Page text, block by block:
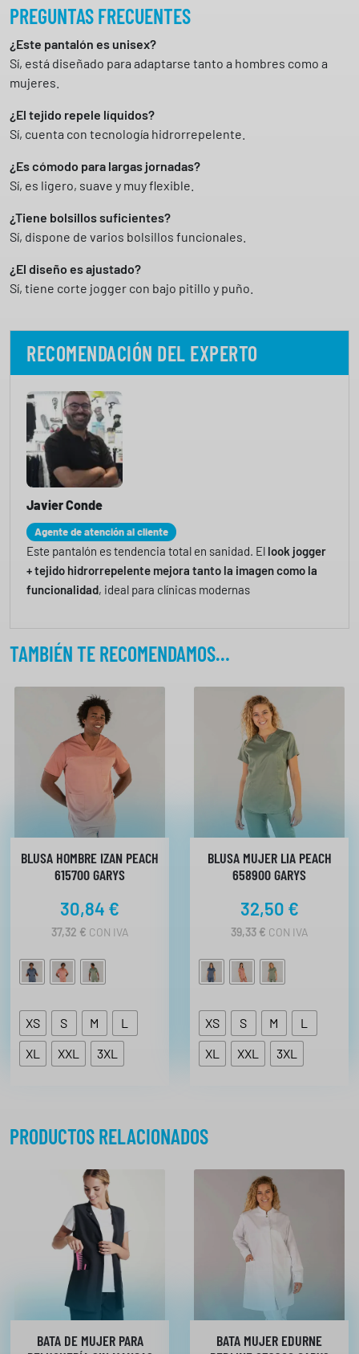
PREGUNTAS FRECUENTES
¿Este pantalón es unisex?
Sí, está diseñado para adaptarse tanto a hombres como a
mujeres.
¿El tejido repele líquidos?
Sí, cuenta con tecnología hidrorrepelente.
¿Es cómodo para largas jornadas?
Sí, es ligero, suave y muy flexible.
¿Tiene bolsillos suficientes?
Sí, dispone de varios bolsillos funcionales.
¿El diseño es ajustado?
Sí, tiene corte jogger con bajo pitillo y puño.
RECOMENDACIÓN DEL EXPERTO
Javier Conde
Agente de atención al cliente
Este pantalón es tendencia total en sanidad. El look jogger
+ tejido hidrorrepelente mejora tanto la imagen como la
funcionalidad, ideal para clínicas modernas
TAMBIÉN TE RECOMENDAMOS…
BLUSA HOMBRE IZAN PEACH
615700 GARYS
30,84 €
37,32 € CON IVA
XS S M
L
XL
XXL 3XL
BLUSA MUJER LIA PEACH
658900 GARYS
32,50 €
39,33 € CON IVA
XS S M
L
XL
XXL 3XL
PRODUCTOS RELACIONADOS
BATA DE MUJER PARA
BATA MUJER EDURNE